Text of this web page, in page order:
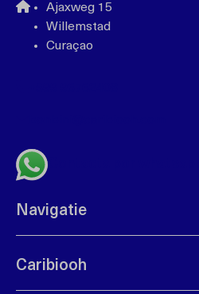
Ajaxweg 15
Willemstad
Curaçao
Navigatie
Caribiooh